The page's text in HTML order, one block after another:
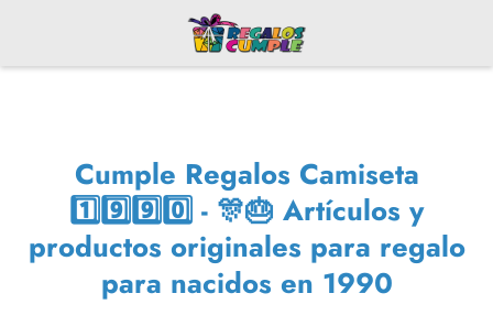
Cumple Regalos Camiseta
1️⃣9️⃣9️⃣0️⃣ - 🎊🎂 Artículos y
productos originales para regalo
para nacidos en 1990